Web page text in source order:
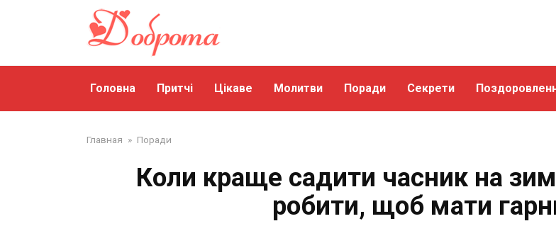
Головна Притчі Цікаве Молитви Поради Секрети
Главная » Поради
Коли краще садити часник на
робити, щоб мати